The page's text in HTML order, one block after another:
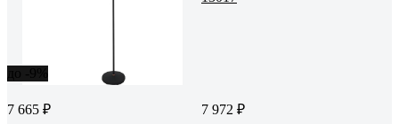
7 665 ₽ 7 972 ₽